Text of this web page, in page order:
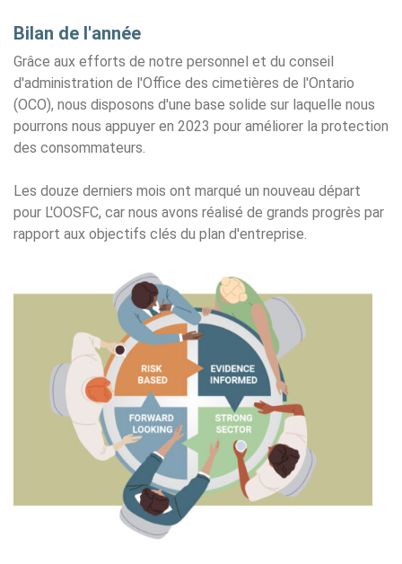
Bilan de l'année
Grâce aux efforts de notre personnel et du conseil
d'administration de l'Office des cimetières de l'Ontario
(OCO), nous disposons d'une base solide sur laquelle nous
pourrons nous appuyer en 2023 pour améliorer la protection
des consommateurs.
Les douze derniers mois ont marqué un nouveau départ
pour L'OOSFC, car nous avons réalisé de grands progrès par
rapport aux objectifs clés du plan d'entreprise.